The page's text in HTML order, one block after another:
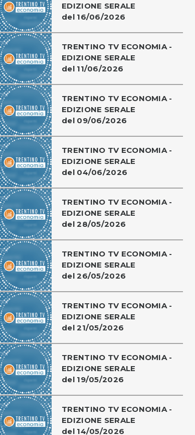
EDIZIONE SERALE
del 16/06/2026
TRENTINO TV ECONOMIA -
EDIZIONE SERALE
del 11/06/2026
TRENTINO TV ECONOMIA -
EDIZIONE SERALE
del 09/06/2026
TRENTINO TV ECONOMIA -
EDIZIONE SERALE
del 04/06/2026
TRENTINO TV ECONOMIA -
EDIZIONE SERALE
del 28/05/2026
TRENTINO TV ECONOMIA -
EDIZIONE SERALE
del 26/05/2026
TRENTINO TV ECONOMIA -
EDIZIONE SERALE
del 21/05/2026
TRENTINO TV ECONOMIA -
EDIZIONE SERALE
del 19/05/2026
TRENTINO TV ECONOMIA -
EDIZIONE SERALE
del 14/05/2026